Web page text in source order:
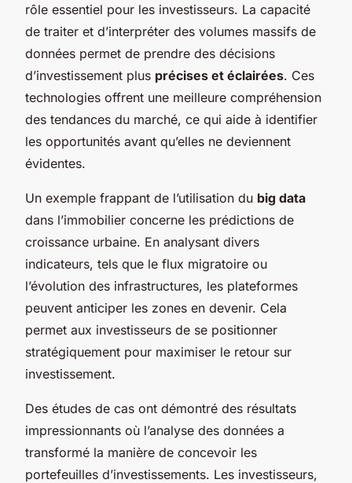
rôle essentiel pour les investisseurs. La capacité
de traiter et d’interpréter des volumes massifs de
données permet de prendre des décisions
d’investissement plus précises et éclairées. Ces
technologies offrent une meilleure compréhension
des tendances du marché, ce qui aide à identifier
les opportunités avant qu’elles ne deviennent
évidentes.
Un exemple frappant de l’utilisation du big data
dans l’immobilier concerne les prédictions de
croissance urbaine. En analysant divers
indicateurs, tels que le flux migratoire ou
l’évolution des infrastructures, les plateformes
peuvent anticiper les zones en devenir. Cela
permet aux investisseurs de se positionner
stratégiquement pour maximiser le retour sur
investissement.
Des études de cas ont démontré des résultats
impressionnants où l’analyse des données a
transformé la manière de concevoir les
portefeuilles d’investissements. Les investisseurs,